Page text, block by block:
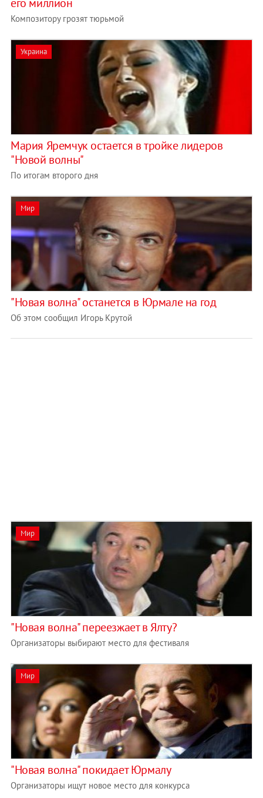
Композитору грозят тюрьмой
Украина
Мария Яремчук остается в тройке лидеров
"Новой волны"
По итогам второго дня
Мир
"Новая волна" останется в Юрмале на год
Об этом сообщил Игорь Крутой
Мир
"Новая волна" переезжает в Ялту?
Организаторы выбирают место для фестиваля
Мир
"Новая волна" покидает Юрмалу
Организаторы ищут новое место для конкурса